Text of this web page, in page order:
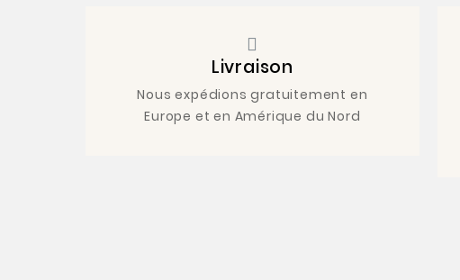
Livraison
Nous expédions gratuitement en
Europe et en Amérique du Nord